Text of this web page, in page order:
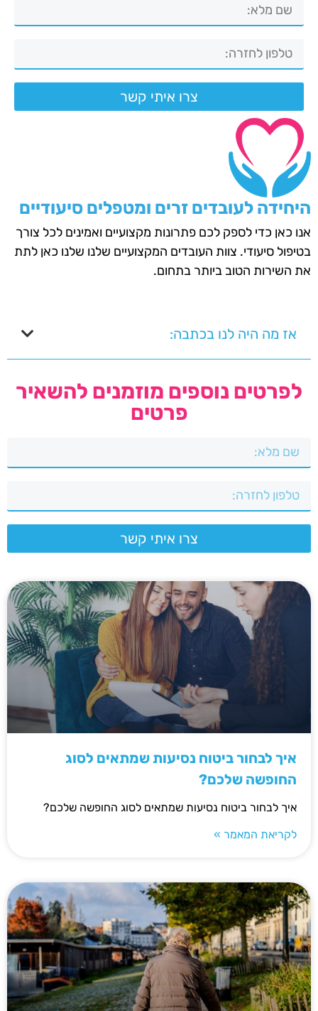
צרו איתי קשר
היחידה לעובדים זרים ומטפלים סיעודיים
אנו כאן כדי לספק לכם פתרונות מקצועיים ואמינים לכל צורך
בטיפול סיעודי. צוות העובדים המקצועיים שלנו שלנו כאן לתת
את השירות הטוב ביותר בתחום.
אז מה היה לנו בכתבה:
לפרטים נוספים מוזמנים להשאיר
פרטים
צרו איתי קשר
איך לבחור ביטוח נסיעות שמתאים לסוג
החופשה שלכם?
איך לבחור ביטוח נסיעות שמתאים לסוג החופשה שלכם?
לקריאת המאמר »